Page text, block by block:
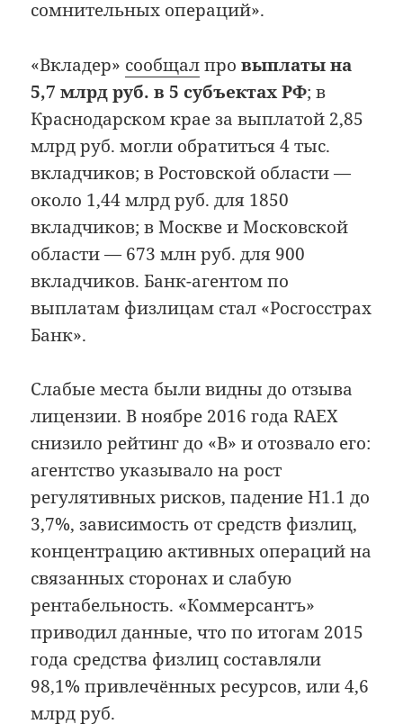
сомнительных операций».
«Вкладер» сообщалпровыплаты на
5,7 млрд руб. в 5 субъектах РФ; в
Краснодарском крае за выплатой 2,85
млрд руб. могли обратиться 4 тыс.
вкладчиков; в Ростовской области —
около 1,44 млрд руб. для 1850
вкладчиков; в Москве и Московской
области — 673 млн руб. для 900
вкладчиков. Банк-агентом по
выплатам физлицам стал «Росгосстрах
Банк».
Слабые места были видны до отзыва
лицензии. В ноябре 2016 года RAEX
снизило рейтинг до «B» и отозвало его:
агентство указывало на рост
регулятивных рисков, падение Н1.1 до
3,7%, зависимость от средств физлиц,
концентрацию активных операций на
связанных сторонах и слабую
рентабельность. «Коммерсантъ»
приводил данные, что по итогам 2015
года средства физлиц составляли
98,1% привлечённых ресурсов, или 4,6
млрд руб.